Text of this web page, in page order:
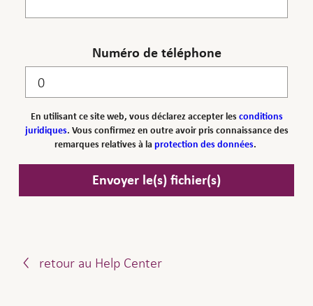
Numéro de téléphone
En utilisant ce site web, vous déclarez accepter les conditions
juridiques. Vous confirmez en outre avoir pris connaissance des
remarques relatives à la protection des données.
Envoyer le(s) fichier(s)
retour au Help Center